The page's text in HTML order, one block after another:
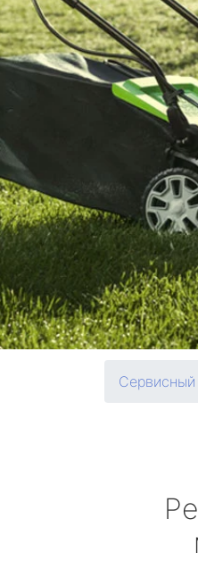
Сервисный